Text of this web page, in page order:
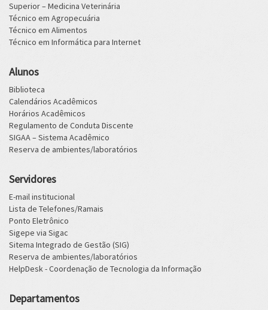
Superior – Medicina Veterinária
Técnico em Agropecuária
Técnico em Alimentos
Técnico em Informática para Internet
Alunos
Biblioteca
Calendários Acadêmicos
Horários Acadêmicos
Regulamento de Conduta Discente
SIGAA – Sistema Acadêmico
Reserva de ambientes/laboratórios
Servidores
E-mail institucional
Lista de Telefones/Ramais
Ponto Eletrônico
Sigepe via Sigac
Sitema Integrado de Gestão (SIG)
Reserva de ambientes/laboratórios
HelpDesk - Coordenação de Tecnologia da Informação
Departamentos